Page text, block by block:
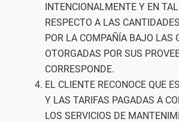
INTENCIONALMENTE Y EN
RESPECTO A LAS
POR LA COMPAÑÍA BAJO LAS
OTORGADAS POR SUS
CORRESPONDE.
EL CLIENTE RECONOCE QUE
Y LAS TARIFAS PAGADAS A
LOS SERVICIOS DE